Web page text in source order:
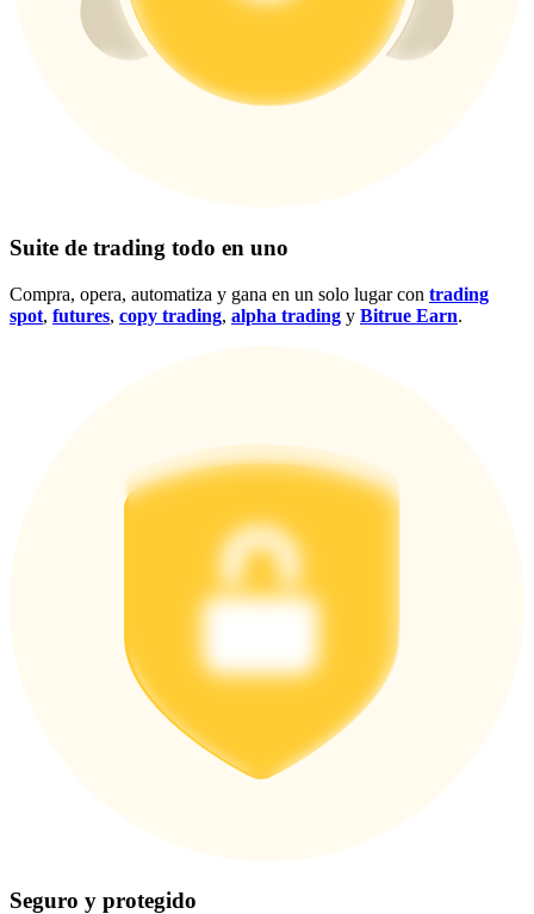
Suite de trading todo en uno
Compra, opera, automatiza y gana en un solo lugar con trading
spot, futures, copy trading, alpha trading y Bitrue Earn.
Seguro y protegido